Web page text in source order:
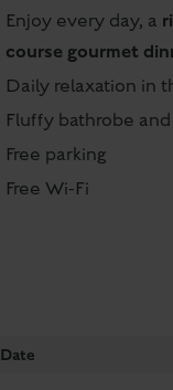
Enjoy every day, a
course gourmet
Daily relaxation in
Fluffy bathrobe
Free parking
Free Wi-Fi
Date